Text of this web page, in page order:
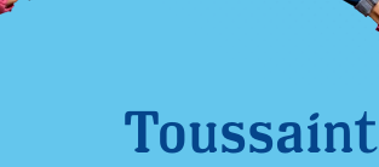
Toussaint